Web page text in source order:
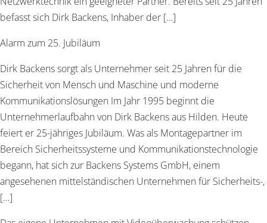
befasst sich Dirk Backens, Inhaber der […]
Alarm zum 25. Jubiläum
Dirk Backens sorgt als Unternehmer seit 25 Jahren für die
Sicherheit von Mensch und Maschine und moderne
Kommunikationslösungen Im Jahr 1995 beginnt die
Unternehmerlaufbahn von Dirk Backens aus Hilden. Heute
feiert er 25-jähriges Jubiläum. Was als Montagepartner im
Bereich Sicherheitssysteme und Kommunikationstechnologie
begann, hat sich zur Backens Systems GmbH, einem
angesehenen mittelständischen Unternehmen für Sicherheits-,
[…]